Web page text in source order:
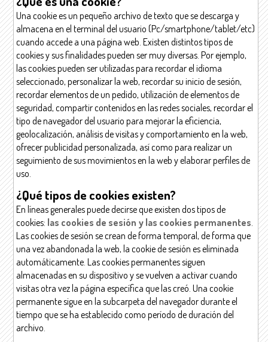
Una cookie es un pequeño archivo de texto que se descarga y
almacena en el terminal del usuario (Pc/smartphone/tablet/etc)
cuando accede a una página web. Existen distintos tipos de
cookies y sus finalidades pueden ser muy diversas. Por ejemplo,
las cookies pueden ser utilizadas para recordar el idioma
seleccionado, personalizar la web, recordar su inicio de sesión,
recordar elementos de un pedido, utilización de elementos de
seguridad, compartir contenidos en las redes sociales, recordar el
tipo de navegador del usuario para mejorar la eficiencia,
geolocalización, análisis de visitas y comportamiento en la web,
ofrecer publicidad personalizada, así como para realizar un
seguimiento de sus movimientos en la web y elaborar perfiles de
uso.
¿Qué tipos de cookies existen?
En líneas generales puede decirse que existen dos tipos de
cookies: las cookies de sesión y las cookies permanentes.
Las cookies de sesión se crean de forma temporal, de forma que
una vez abandonada la web, la cookie de sesión es eliminada
automáticamente. Las cookies permanentes siguen
almacenadas en su dispositivo y se vuelven a activar cuando
visitas otra vez la página específica que las creó. Una cookie
permanente sigue en la subcarpeta del navegador durante el
tiempo que se ha establecido como período de duración del
archivo.